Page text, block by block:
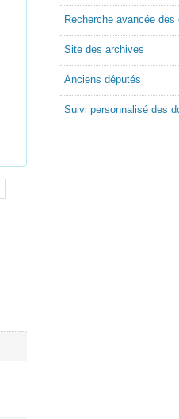
Recherche avancée des
Site des archives
Anciens députés
Suivi personnalisé des